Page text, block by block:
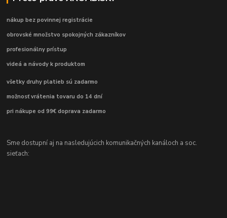
nákup bez povinnej registrácie
obrovské množstvo spokojných zákazníkov
profesionálny prístup
videá a návody k produktom
všetky druhy platieb sú zadarmo
možnosť vrátenia tovaru do 14 dní
pri nákupe od 99€ doprava zadarmo
Sme dostupní aj na nasledujúcich komunikačných kanáloch a soc.
sieťach: